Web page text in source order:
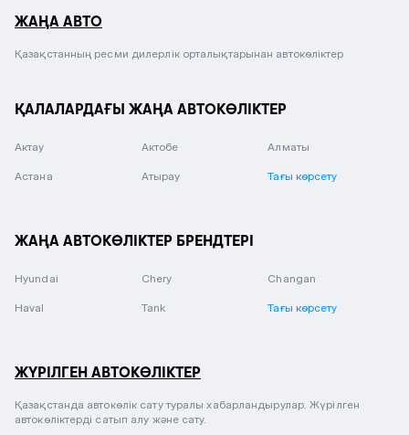
ЖАҢА АВТО
Қазақстанның ресми дилерлік орталықтарынан автокөліктер
ҚАЛАЛАРДАҒЫ ЖАҢА АВТОКӨЛІКТЕР
Актау Актобе Алматы
Астана Атырау Тағы көрсету
ЖАҢА АВТОКӨЛІКТЕР БРЕНДТЕРІ
Hyundai Chery Changan
Haval Tank Тағы көрсету
ЖҮРІЛГЕН АВТОКӨЛІКТЕР
Қазақстанда автокөлік сату туралы хабарландырулар. Жүрілген
автокөліктерді сатып алу және сату.